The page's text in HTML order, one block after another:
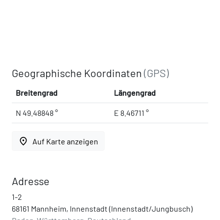
Geographische Koordinaten(GPS)
Breitengrad Längengrad
N 49.48848 ° E 8.46711 °
place Auf Karte anzeigen
Adresse
1-2
68161 Mannheim, Innenstadt (Innenstadt/Jungbusch)